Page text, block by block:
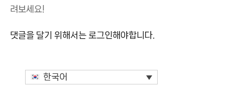
려보세요!
댓글을 달기 위해서는 로그인해야합니다.
한국어